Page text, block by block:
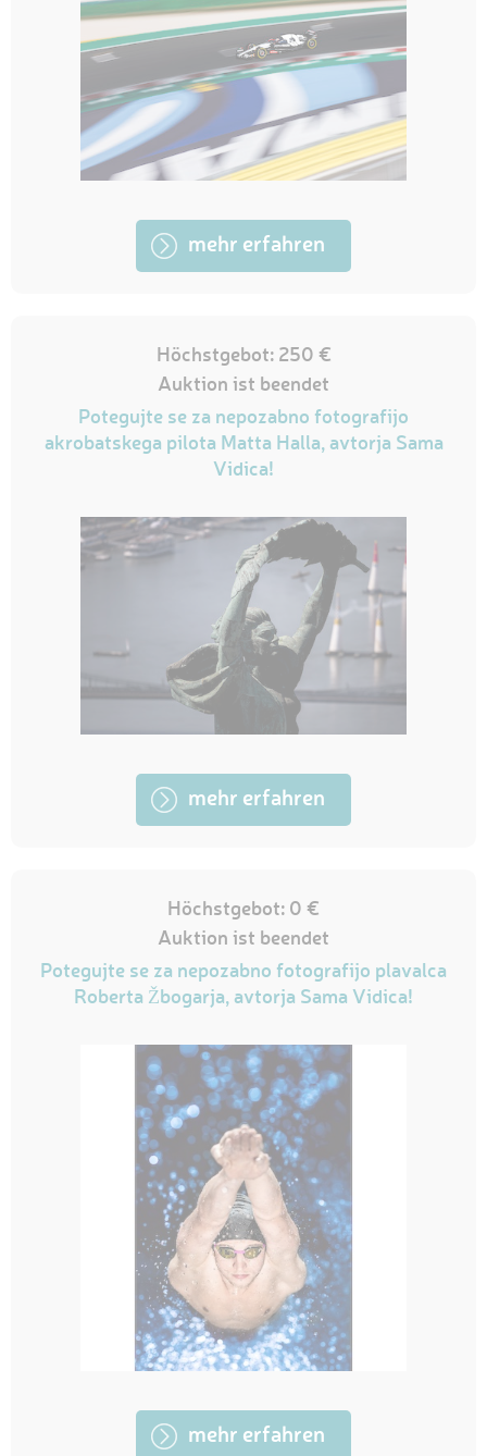
mehr erfahren
Höchstgebot: 250 €
Auktion ist beendet
Potegujte se za nepozabno fotografijo
akrobatskega pilota Matta Halla, avtorja Sama
Vidica!
mehr erfahren
Höchstgebot: 0 €
Auktion ist beendet
Potegujte se za nepozabno fotografijo plavalca
Roberta Žbogarja, avtorja Sama Vidica!
mehr erfahren